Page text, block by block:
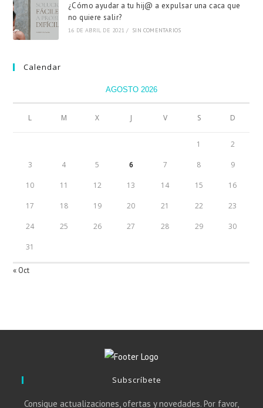
¿Cómo ayudar a tu hij@ a expulsar una caca que
no quiere salir?
16 DE ABRIL DE 2021 / SIN COMENTARIOS
Calendar
AGOSTO 2026
L M X J V S D
1 2
3 4 5 6 7 8 9
10 11 12 13 14 15 16
17 18 19 20 21 22 23
24 25 26 27 28 29 30
31
« Oct
Subscríbete
Consigue actualizaciones, ofertas y novedades. Por favor,